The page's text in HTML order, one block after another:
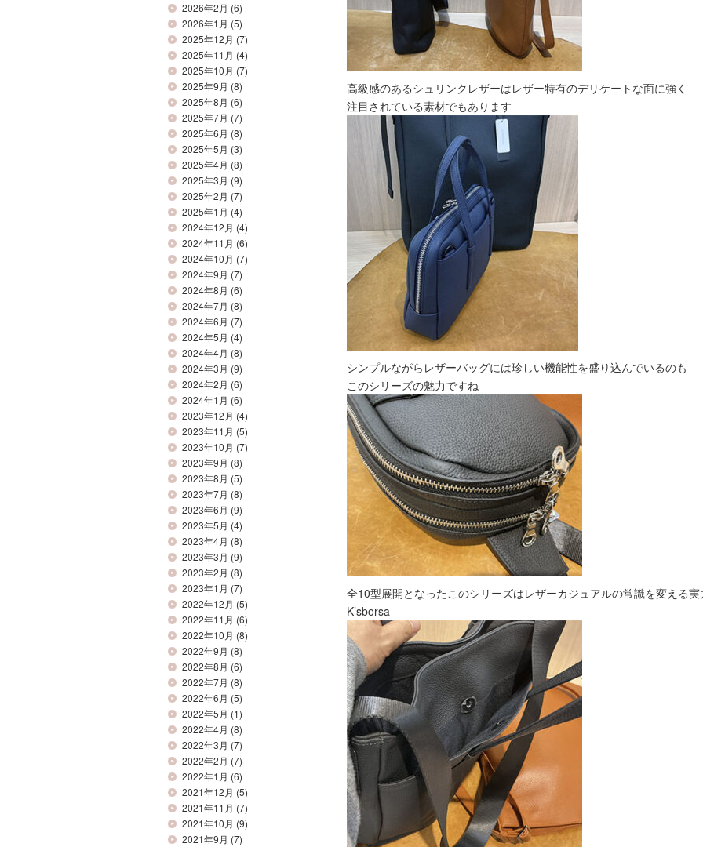
2026年2月 (6)
2026年1月 (5)
2025年12月 (7)
2025年11月 (4)
2025年10月 (7)
2025年9月 (8)
2025年8月 (6)
2025年7月 (7)
2025年6月 (8)
2025年5月 (3)
2025年4月 (8)
2025年3月 (9)
2025年2月 (7)
2025年1月 (4)
2024年12月 (4)
2024年11月 (6)
2024年10月 (7)
2024年9月 (7)
2024年8月 (6)
2024年7月 (8)
2024年6月 (7)
2024年5月 (4)
2024年4月 (8)
2024年3月 (9)
2024年2月 (6)
2024年1月 (6)
2023年12月 (4)
2023年11月 (5)
2023年10月 (7)
2023年9月 (8)
2023年8月 (5)
2023年7月 (8)
2023年6月 (9)
2023年5月 (4)
2023年4月 (8)
2023年3月 (9)
2023年2月 (8)
2023年1月 (7)
2022年12月 (5)
2022年11月 (6)
2022年10月 (8)
2022年9月 (8)
2022年8月 (6)
2022年7月 (8)
2022年6月 (5)
2022年5月 (1)
2022年4月 (8)
2022年3月 (7)
2022年2月 (7)
2022年1月 (6)
2021年12月 (5)
2021年11月 (7)
2021年10月 (9)
2021年9月 (7)
高級感のあるシュリンクレザーはレザー特有のデリケートな面に強く
注目されている素材でもあります
シンプルながらレザーバッグには珍しい機能性を盛り込んでいるのも
このシリーズの魅力ですね
全10型展開となったこのシリーズはレザーカジュアルの常識を変える
K’sborsa